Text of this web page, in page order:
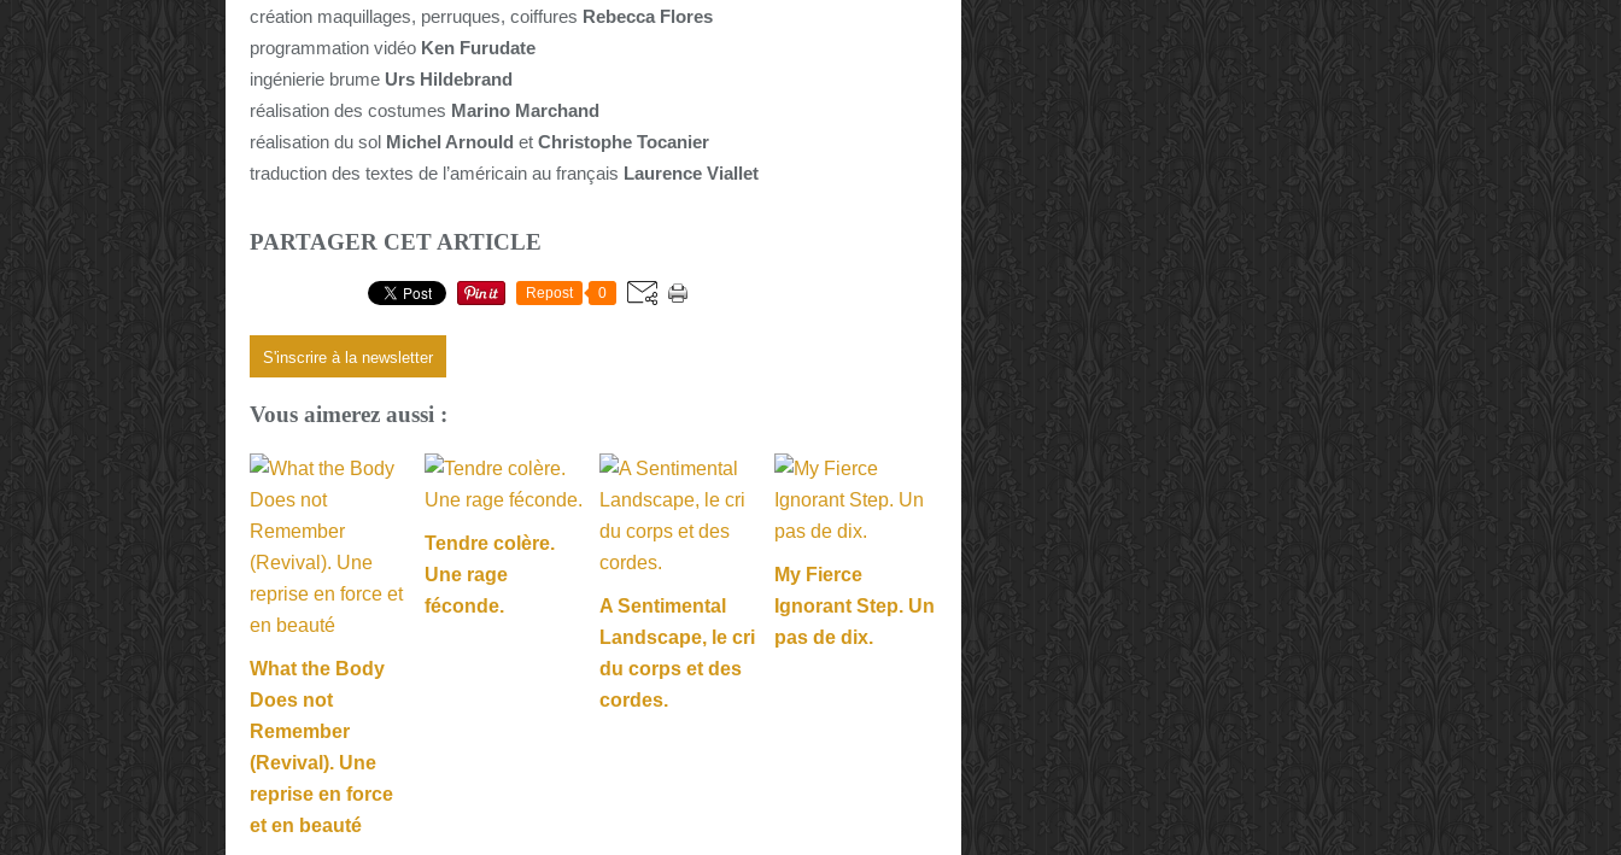
création maquillages, perruques, coiffures Rebecca Flores
programmation vidéo Ken Furudate
ingénierie brume Urs Hildebrand
réalisation des costumes Marino Marchand
réalisation du sol
Michel Arnould et Christophe Tocanier
traduction des textes de l’américain au français Laurence Viallet
PARTAGER CET ARTICLE
Repost 0
S'inscrire à la newsletter
Vous aimerez aussi :
What the Body
Does not
Remember
(Revival). Une
reprise en force
et en beauté
Tendre colère.
Une rage
féconde.
A Sentimental
Landscape, le cri
du corps et des
cordes.
My Fierce
Ignorant Step. Un
pas de dix.